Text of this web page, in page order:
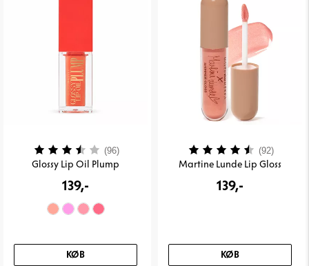
Glossy Lip Oil Plump
139,-
KØB
Vurdering: (96)3.9 ud af 5 stjerner
Martine Lunde Lip Gloss
139,-
KØB
Vurdering: (92)4.4 ud